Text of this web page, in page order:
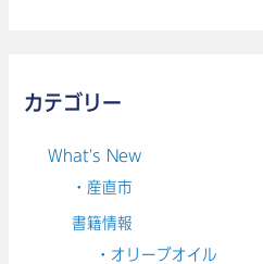
カテゴリー
What's New
・産直市
書籍情報
・オリーブオイル